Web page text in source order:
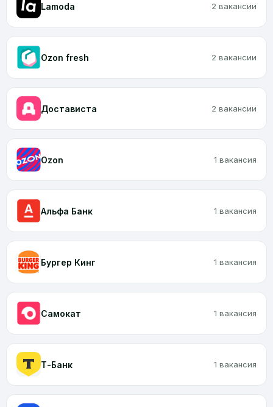
Lamoda 2 вакансии
Ozon fresh 2 вакансии
Достависта 2 вакансии
Ozon 1 вакансия
Альфа Банк 1 вакансия
Бургер Кинг 1 вакансия
Самокат 1 вакансия
Т-Банк 1 вакансия